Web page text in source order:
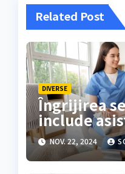
Related Post
DIVERSE
Îngrijirea
include
căminele
NOV. 22, 2024